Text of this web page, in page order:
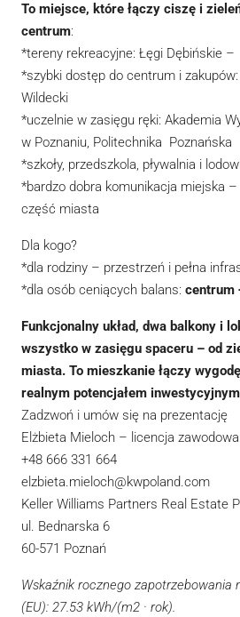
To miejsce, które łączy ciszę i
centrum:
*tereny rekreacyjne: Łęgi Dębińskie
*szybki dostęp do centrum i
Wildecki
*uczelnie w zasięgu ręki: Akademia
w Poznaniu, Politechnika Poznańska
*szkoły, przedszkola, pływalnia i
*bardzo dobra komunikacja miejska
część miasta
Dla kogo?
*dla rodziny – przestrzeń i pełna
*dla osób ceniących balans: centrum
Funkcjonalny układ, dwa balkony i
wszystko w zasięgu spaceru – od
miasta. To mieszkanie łączy
realnym potencjałem
Zadzwoń i umów się na prezentację
Elżbieta Mieloch – licencja
+48 666 331 664
elzbieta.mieloch@kwpoland.com
Keller Williams Partners Real Estate
ul. Bednarska 6
60-571 Poznań
Wskaźnik rocznego zapotrzebowania
(EU): 27.53 kWh/(m2 · rok).